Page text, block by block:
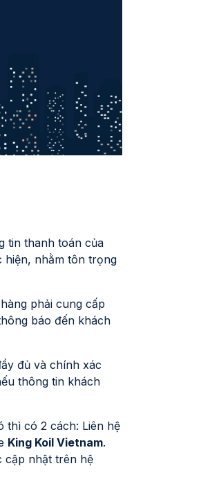
tin thanh toán của
hiện, nhằm tôn trọng
phải cung cấp
báo đến khách
đủ và chính xác
thông tin khách
thì có 2 cách: Liên hệ
King Koil Vietnam.
cập nhật trên hệ